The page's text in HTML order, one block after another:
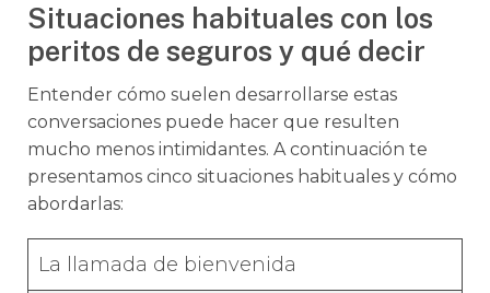
Situaciones habituales con los
peritos de seguros y qué decir
Entender cómo suelen desarrollarse estas
conversaciones puede hacer que resulten
mucho menos intimidantes. A continuación te
presentamos cinco situaciones habituales y cómo
abordarlas:
La llamada de bienvenida